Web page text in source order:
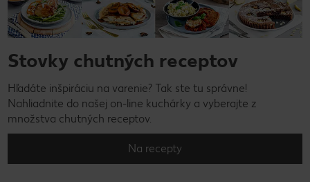
Stovky chutných receptov
Hľadáte inšpiráciu na varenie? Tak ste tu správne!
Nahliadnite do našej on-line kuchárky a vyberajte z
množstva chutných receptov.
Na recepty